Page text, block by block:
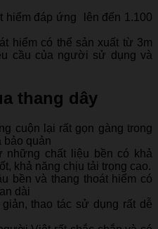
hiểm đáp ứng lên đến 1.100
hiểm có thể sản xuất từ 3m
cầu của người sử dụng và
thang dây
cuộn lại rất gọn gàng trong
bảo quản
những chất liệu bền có khả
khả năng chịu tải trọng cao.
bền và thang thoát hiểm có
dài
thao tác sử dụng rất dễ